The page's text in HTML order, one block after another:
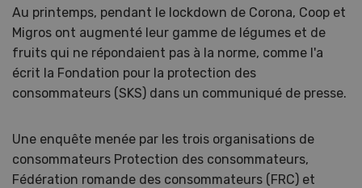
Au printemps, pendant le lockdown de Corona, Coop et
Migros ont augmenté leur gamme de légumes et de
fruits qui ne répondaient pas à la norme, comme l'a
écrit la Fondation pour la protection des
consommateurs (SKS) dans un communiqué de presse.
Une enquête menée par les trois organisations de
consommateurs Protection des consommateurs,
Fédération romande des consommateurs (FRC) et